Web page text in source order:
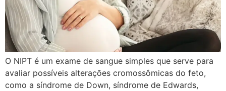
O NIPT é um exame de sangue simples que serve para
avaliar possíveis alterações cromossômicas do feto,
como a síndrome de Down, síndrome de Edwards,